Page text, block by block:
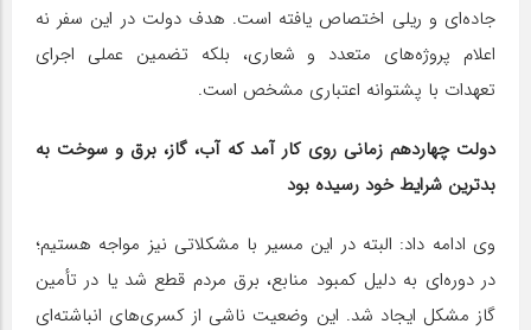
جاده‌ای و ریلی اختصاص یافته است. هدف دولت در این سفر نه
اعلام پروژه‌های متعدد و شعاری، بلکه تضمین عملی اجرای
تعهدات با پشتوانه اعتباری مشخص است.
دولت چهاردهم زمانی روی کار آمد که آب، گاز، برق و سوخت به
بدترین شرایط خود رسیده بود
وی ادامه داد: البته در این مسیر با مشکلاتی نیز مواجه هستیم؛
در دوره‌ای به دلیل کمبود منابع، برق مردم قطع شد یا در تأمین
گاز مشکل ایجاد شد. این وضعیت ناشی از کسری‌های انباشته‌ای